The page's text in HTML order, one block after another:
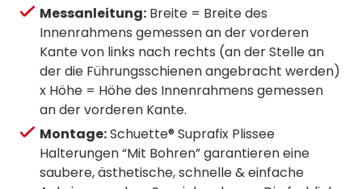
Messanleitung: Breite = Breite des
Innenrahmens gemessen an der vorderen
Kante von links nach rechts (an der Stelle an
der die Führungsschienen angebracht werden)
x Höhe = Höhe des Innenrahmens gemessen
an der vorderen Kante.
Montage:Schuette® Suprafix Plissee
Halterungen “Mit Bohren” garantieren eine
saubere, ästhetische, schnelle & einfache